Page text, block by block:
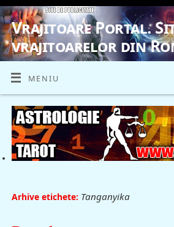
Vrajitoare Portal.
vrajitoarelor din
VRAJITOARE, VRAJITOARELE,
MENIU
Arhive etichete: Tanganyika